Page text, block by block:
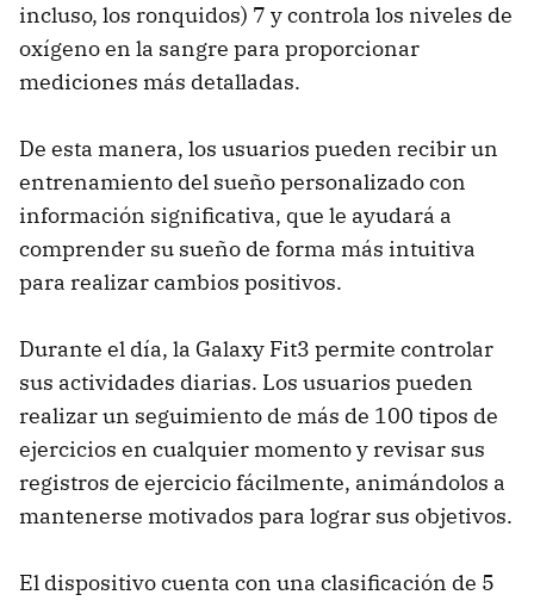
incluso, los ronquidos) 7 y controla los niveles de
oxígeno en la sangre para proporcionar
mediciones más detalladas.
De esta manera, los usuarios pueden recibir un
entrenamiento del sueño personalizado con
información significativa, que le ayudará a
comprender su sueño de forma más intuitiva
para realizar cambios positivos.
Durante el día, la Galaxy Fit3 permite controlar
sus actividades diarias. Los usuarios pueden
realizar un seguimiento de más de 100 tipos de
ejercicios en cualquier momento y revisar sus
registros de ejercicio fácilmente, animándolos a
mantenerse motivados para lograr sus objetivos.
El dispositivo cuenta con una clasificación de 5